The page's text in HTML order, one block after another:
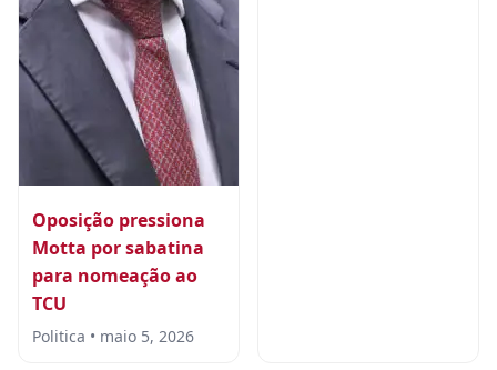
Oposição pressiona
Motta por sabatina
para nomeação ao
TCU
Politica • maio 5, 2026